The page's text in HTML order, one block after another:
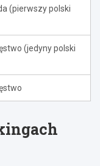
(pierwszy polski
(jedyny polski